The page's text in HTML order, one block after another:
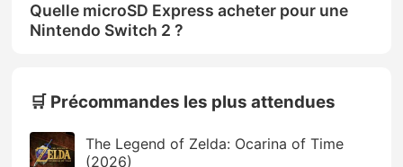
Quelle microSD Express acheter pour une
Nintendo Switch 2 ?
🛒 Précommandes les plus attendues
The Legend of Zelda: Ocarina of Time
(2026)